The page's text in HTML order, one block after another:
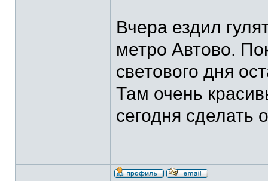
Вчера ездил
метро Автово.
светового дня
Там очень
сегодня сделать